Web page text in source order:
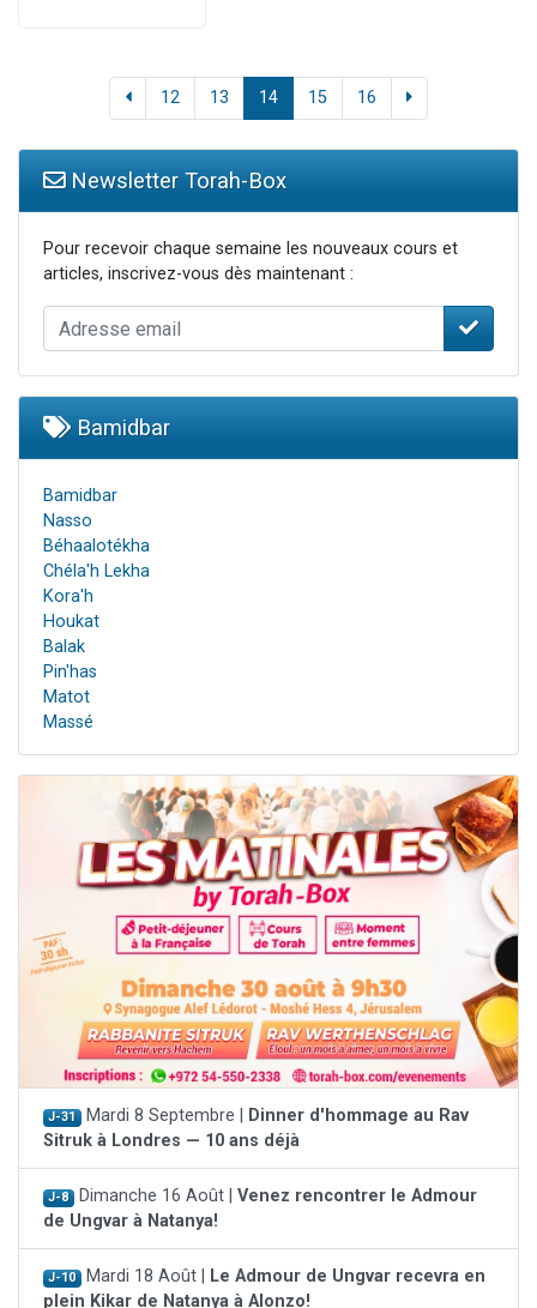
12 13 14 15 16
Newsletter Torah-Box
Pour recevoir chaque semaine les nouveaux cours et
articles, inscrivez-vous dès maintenant :
Bamidbar
Bamidbar
Nasso
Béhaalotékha
Chéla'h Lekha
Kora'h
Houkat
Balak
Pin'has
Matot
Massé
J-31 Mardi 8 Septembre | Dinner d'hommage au Rav
Sitruk à Londres — 10 ans déjà
J-8 Dimanche 16 Août | Venez rencontrer le Admour
de Ungvar à Natanya!
J-10 Mardi 18 Août | Le Admour de Ungvar recevra en
plein Kikar de Natanya à Alonzo!